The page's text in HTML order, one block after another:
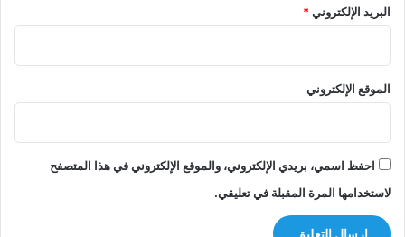
البريد الإلكتروني*
الموقع الإلكتروني
احفظ اسمي، بريدي الإلكتروني، والموقع الإلكتروني في هذا المتصفح
لاستخدامها المرة المقبلة في تعليقي.